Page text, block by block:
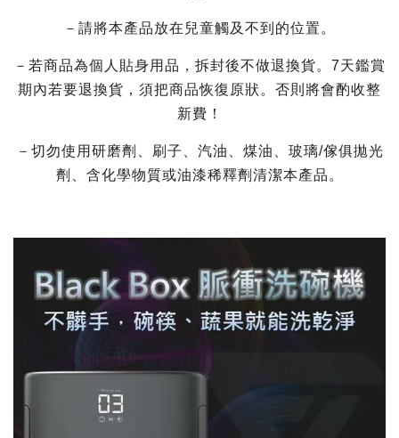
－請將本產品放在兒童觸及不到的位置。
－若商品為個人貼身用品，拆封後不做退換貨。7天鑑賞
期內若要退換貨，須把商品恢復原狀。否則將會酌收整
新費！
－切勿使用研磨劑、刷子、汽油、煤油、玻璃/傢俱拋光
劑、含化學物質或油漆稀釋劑清潔本產品。